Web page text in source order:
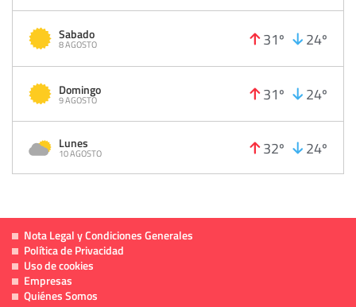
Sabado
8 AGOSTO 31º 24º
Domingo
9 AGOSTO 31º 24º
Lunes
10 AGOSTO 32º 24º
Nota Legal y Condiciones Generales
Política de Privacidad
Uso de cookies
Empresas
Quiénes Somos